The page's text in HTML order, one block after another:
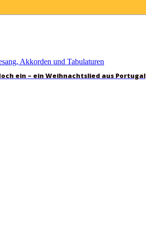
ein – ein Weihnachtslied aus Portugal